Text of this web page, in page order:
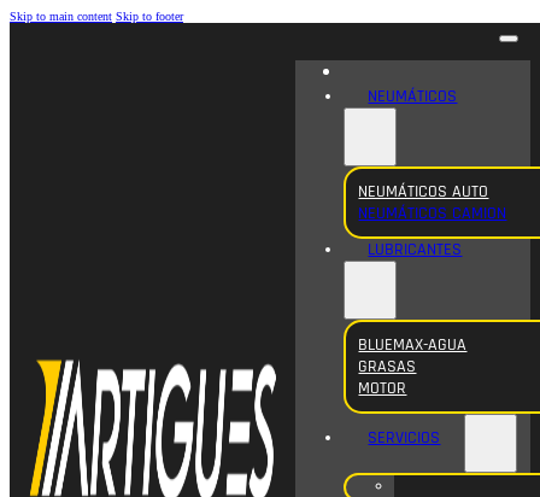
Skip to main content Skip to footer
NEUMÁTICOS
NEUMÁTICOS AUTO
NEUMÁTICOS CAMION
LUBRICANTES
BLUEMAX-AGUA
GRASAS
MOTOR
SERVICIOS